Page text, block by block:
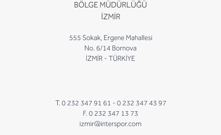
BÖLGE MÜDÜRLÜĞÜ
İZMİR
555 Sokak, Ergene Mahallesi
No. 6/14 Bornova
İZMİR - TÜRKİYE
T. 0 232 347 91 61 - 0 232 347 43 97
F. 0 232 347 13 73
izmir@interspor.com